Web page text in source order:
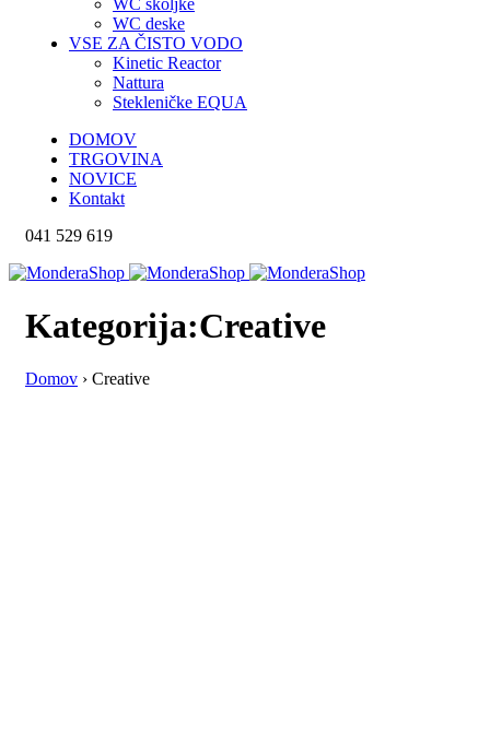
WC deske
VSE ZA ČISTO VODO
Kinetic Reactor
Nattura
Stekleničke EQUA
DOMOV
TRGOVINA
NOVICE
Kontakt
041 529 619
Kategorija:Creative
Domov › Creative